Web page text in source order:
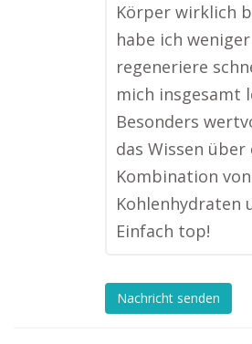
Körper wirklich
habe ich
regeneriere
mich insgesamt
Besonders
das Wissen
Kombination
Kohlenhydraten
Einfach top!
Nachricht senden